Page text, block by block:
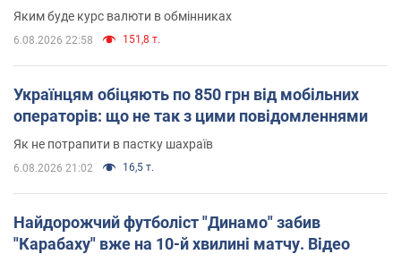
Яким буде курс валюти в обмінниках
6.08.2026 22:58 151,8 т.
Українцям обіцяють по 850 грн від мобільних
операторів: що не так з цими повідомленнями
Як не потрапити в пастку шахраїв
6.08.2026 21:02 16,5 т.
Найдорожчий футболіст "Динамо" забив
"Карабаху" вже на 10-й хвилині матчу. Відео